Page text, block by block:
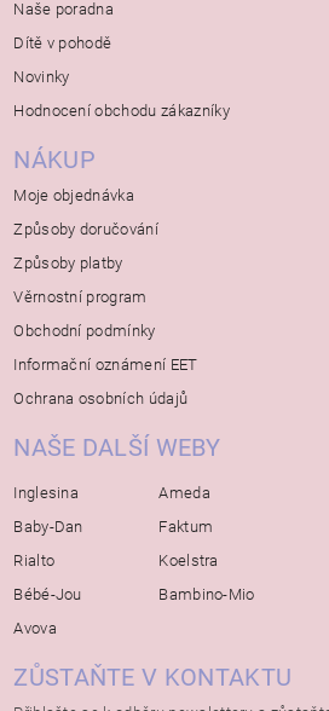
Naše poradna
Dítě v pohodě
Novinky
Hodnocení obchodu zákazníky
NÁKUP
Moje objednávka
Způsoby doručování
Způsoby platby
Věrnostní program
Obchodní podmínky
Informační oznámení EET
Ochrana osobních údajů
NAŠE DALŠÍ WEBY
Inglesina
Baby-Dan
Rialto
Bébé-Jou
Avova
Ameda
Faktum
Koelstra
Bambino-Mio
ZŮSTAŇTE V KONTAKTU